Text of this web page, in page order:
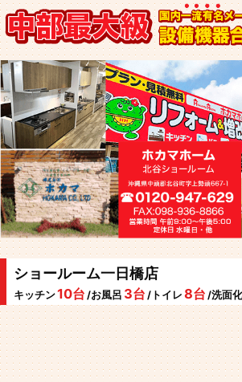
ショールーム一日橋店
キッチン10台 /お風呂 3台 /トイレ 8台 /洗面